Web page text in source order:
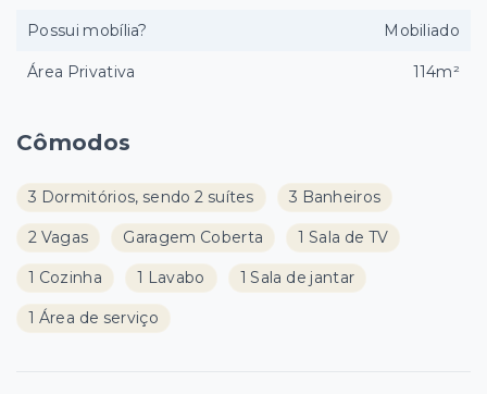
Cômodos
3 Dormitórios, sendo 2 suítes 3 Banheiros
2 Vagas Garagem Coberta 1 Sala de TV
1 Cozinha 1 Lavabo 1 Sala de jantar
1 Área de serviço
Possui mobília? Mobiliado
Área Privativa 114m²